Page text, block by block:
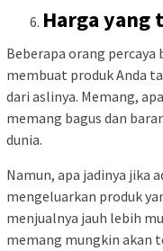
Harga yang
Beberapa orang percaya
membuat produk Anda
dari aslinya. Memang,
memang bagus dan
dunia.
Namun, apa jadinya jika
mengeluarkan produk
menjualnya jauh lebih
memang mungkin akan